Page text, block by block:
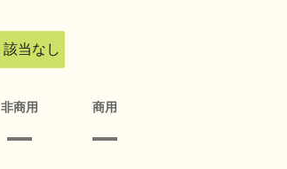
該当なし
非商用 商用